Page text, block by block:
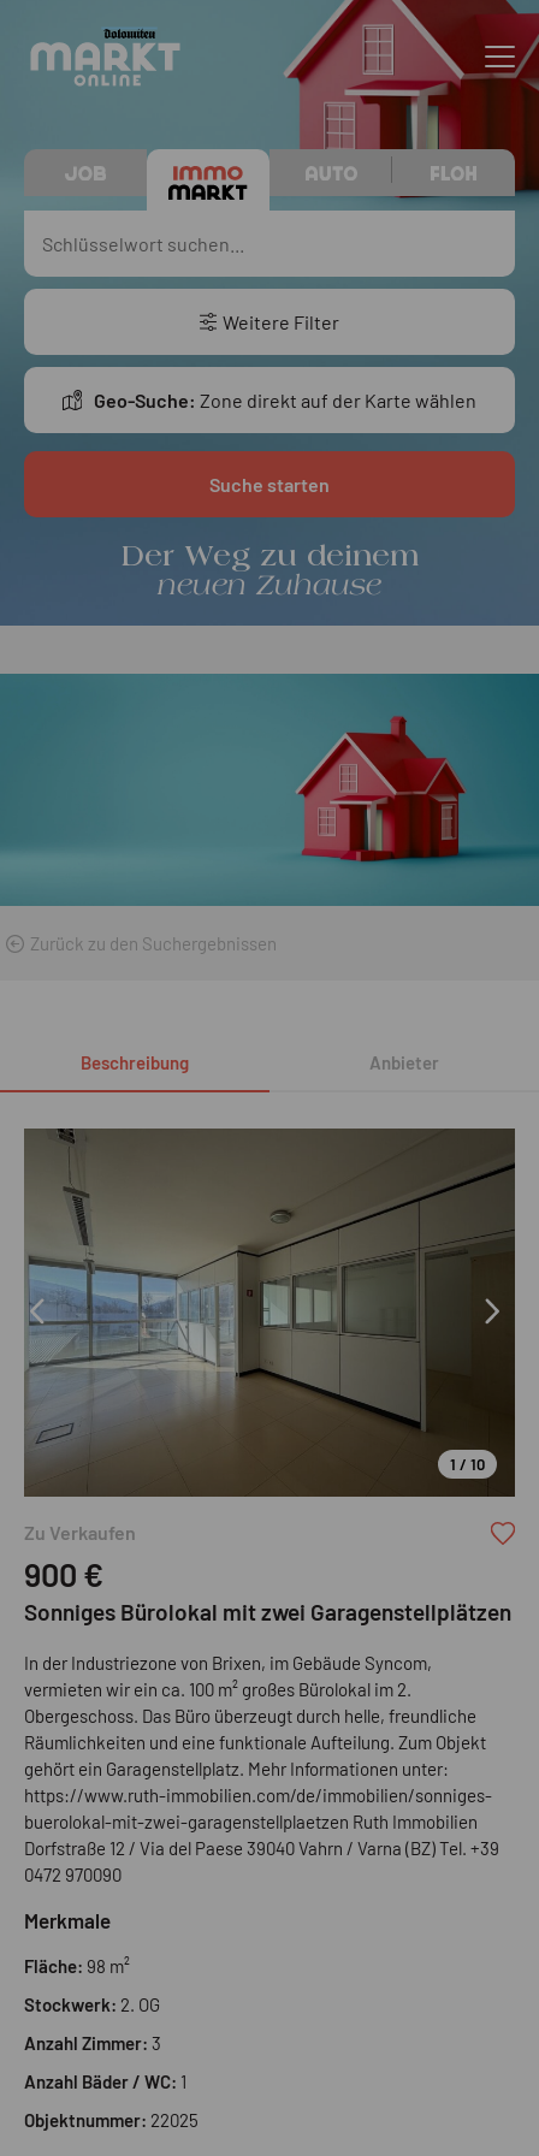
Der Weg zu deinem
neuen Zuhause
Weitere Filter
Geo-Suche: Zone direkt auf der Karte wählen
Suche starten
Zurück zu den Suchergebnissen
Beschreibung Anbieter
1 / 10
Zu Verkaufen
900 €
Sonniges Bürolokal mit zwei Garagenstellplätzen
In der Industriezone von Brixen, im Gebäude Syncom,
vermieten wir ein ca. 100 m² großes Bürolokal im 2.
Obergeschoss. Das Büro überzeugt durch helle, freundliche
Räumlichkeiten und eine funktionale Aufteilung. Zum Objekt
gehört ein Garagenstellplatz. Mehr Informationen unter:
https://www.ruth-immobilien.com/de/immobilien/sonniges-
buerolokal-mit-zwei-garagenstellplaetzen Ruth Immobilien
Dorfstraße 12 / Via del Paese 39040 Vahrn / Varna (BZ) Tel. +39
0472 970090
Merkmale
Fläche: 98 m²
Stockwerk: 2. OG
Anzahl Zimmer: 3
Anzahl Bäder / WC: 1
Objektnummer: 22025